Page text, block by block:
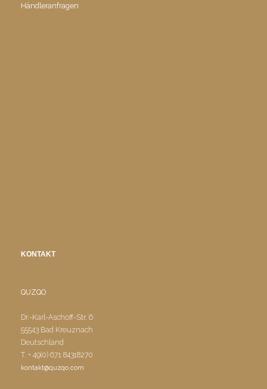
Händleranfragen
KONTAKT
QUZQO
Dr.-Karl-Aschoff-Str. 6
55543 Bad Kreuznach
Deutschland
T. + 49(0) 671 84318270
kontakt@quzqo.com